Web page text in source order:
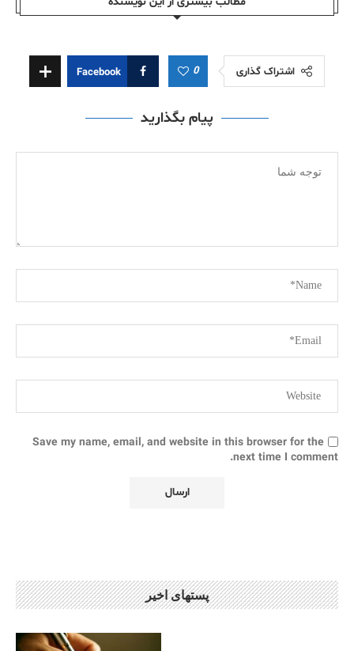
اشتراک گذاری 0
Facebook
پیام بگذارید
Save my name, email, and website in this browser for the
next time I comment.
پستهای اخیر